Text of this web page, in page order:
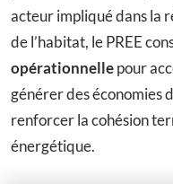
acteur impliqué dans la
de l’habitat, le PREE
opérationnellepour
générer des économies
renforcer la cohésion
énergétique.